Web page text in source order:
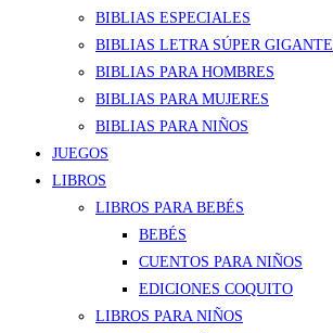
BIBLIAS ESPECIALES
BIBLIAS LETRA SÚPER GIGANTE
BIBLIAS PARA HOMBRES
BIBLIAS PARA MUJERES
BIBLIAS PARA NIÑOS
JUEGOS
LIBROS
LIBROS PARA BEBÉS
BEBÉS
CUENTOS PARA NIÑOS
EDICIONES COQUITO
LIBROS PARA NIÑOS